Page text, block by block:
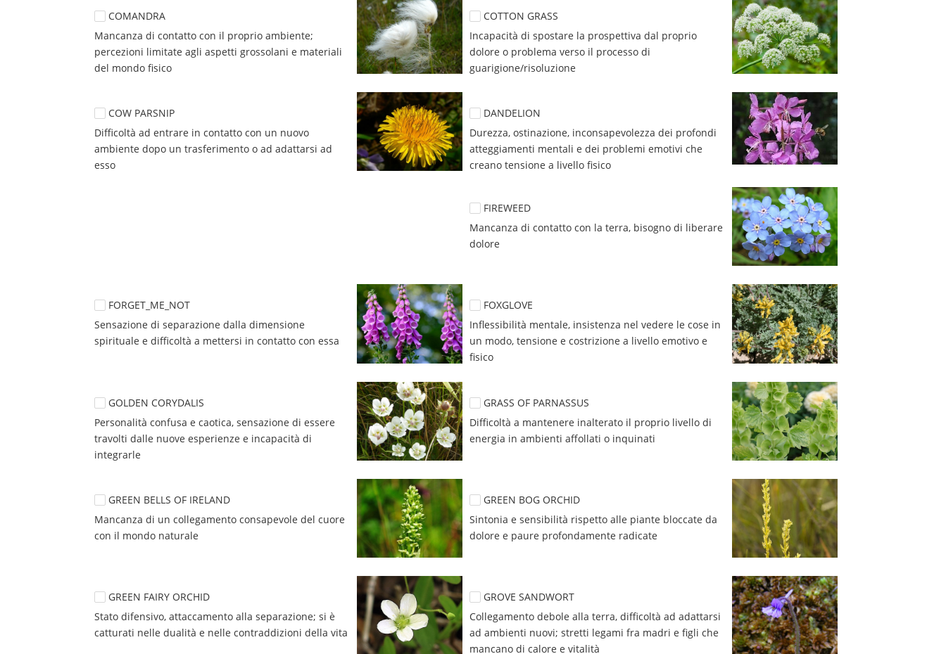
COMANDRA
Mancanza di contatto con il proprio ambiente;
percezioni limitate agli aspetti grossolani e materiali
del mondo fisico
COTTON GRASS
Incapacità di spostare la prospettiva dal proprio
dolore o problema verso il processo di
guarigione/risoluzione
COW PARSNIP
Difficoltà ad entrare in contatto con un nuovo
ambiente dopo un trasferimento o ad adattarsi ad
esso
DANDELION
Durezza, ostinazione, inconsapevolezza dei profondi
atteggiamenti mentali e dei problemi emotivi che
creano tensione a livello fisico
FIREWEED
Mancanza di contatto con la terra, bisogno di liberare
dolore
FORGET_ME_NOT
Sensazione di separazione dalla dimensione
spirituale e difficoltà a mettersi in contatto con essa
FOXGLOVE
Inflessibilità mentale, insistenza nel vedere le cose in
un modo, tensione e costrizione a livello emotivo e
fisico
GOLDEN CORYDALIS
Personalità confusa e caotica, sensazione di essere
travolti dalle nuove esperienze e incapacità di
integrarle
GRASS OF PARNASSUS
Difficoltà a mantenere inalterato il proprio livello di
energia in ambienti affollati o inquinati
GREEN BELLS OF IRELAND
Mancanza di un collegamento consapevole del cuore
con il mondo naturale
GREEN BOG ORCHID
Sintonia e sensibilità rispetto alle piante bloccate da
dolore e paure profondamente radicate
GREEN FAIRY ORCHID
Stato difensivo, attaccamento alla separazione; si è
catturati nelle dualità e nelle contraddizioni della vita
GROVE SANDWORT
Collegamento debole alla terra, difficoltà ad adattarsi
ad ambienti nuovi; stretti legami fra madri e figli che
mancano di calore e vitalità